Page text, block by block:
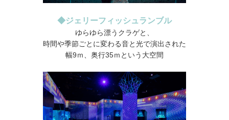
◆ジェリーフィッシュランブル
ゆらゆら漂うクラゲと、
時間や季節ごとに変わる音と光で演出された
幅9ｍ、奥行35ｍという大空間